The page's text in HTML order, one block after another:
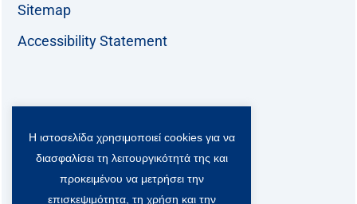
Sitemap
Accessibility Statement
F
a
T
w
i
t
L
i
n
k
Y
o
u
t
Viber Community:
Η ιστοσελίδα χρησιμοποιεί cookies για να
διασφαλίσει τη λειτουργικότητά της και
προκειμένου να μετρήσει την
επισκεψιμότητα, τη χρήση και την